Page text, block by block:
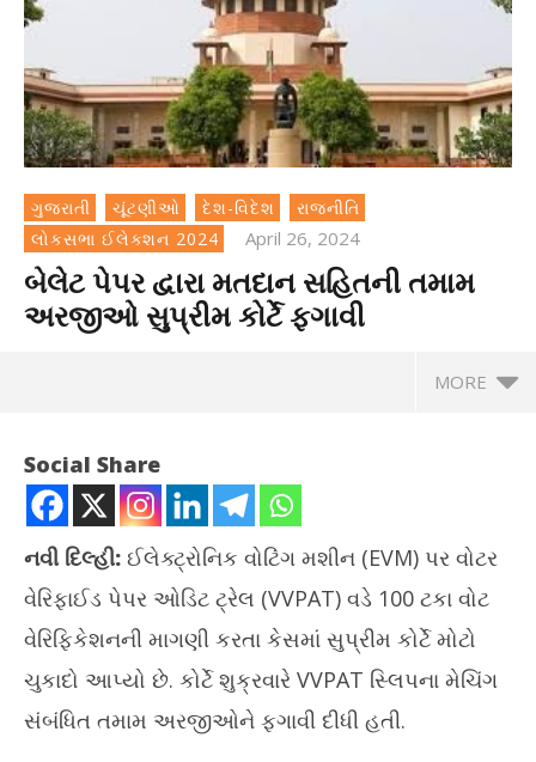
ગુજરાતી ચૂંટણીઓ દેશ-વિદેશ
રાજનીતિ
લોકસભા ઈલેક્શન 2024
April 26, 2024
બેલેટ પેપર દ્વારા મતદાન સહિતની તમામ
અરજીઓ સુપ્રીમ કોર્ટે ફગાવી
MORE
NOW VIEWING
Social Share
નવી દિલ્હી: ઈલેક્ટ્રોનિક વોટિંગ મશીન (EVM) પર વોટર
વેરિફાઈડ પેપર ઓડિટ ટ્રેલ (VVPAT) વડે 100 ટકા વોટ
વેરિફિકેશનની માગણી કરતા કેસમાં સુપ્રીમ કોર્ટે મોટો
ચુકાદો આપ્યો છે. કોર્ટે શુક્રવારે VVPAT સ્લિપના મેચિંગ
સંબંધિત તમામ અરજીઓને ફગાવી દીધી હતી.